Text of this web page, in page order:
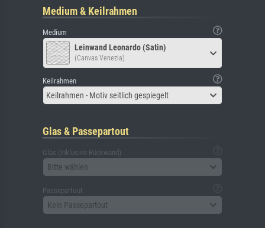
Medium & Keilrahmen
Medium
Leinwand Leonardo (Satin)
(Canvas Venezia)
Keilrahmen
Keilrahmen - Motiv seitlich gespiegelt
Glas & Passepartout
Glas (inklusive Rückwand)
Bitte wählen
Passepartout
Kein Passepartout